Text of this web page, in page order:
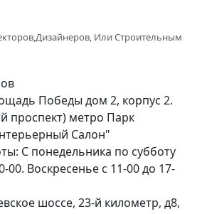
Или Строительным
Победы дом 2, корпус 2.
проспект) метро Парк
Салон"
С понедельника по субботу
00. Воскресенье с 11-00 до 17-
шоссе, 23-й километр, д8,